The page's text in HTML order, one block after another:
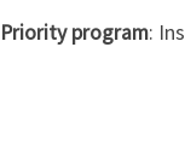
Priority program: